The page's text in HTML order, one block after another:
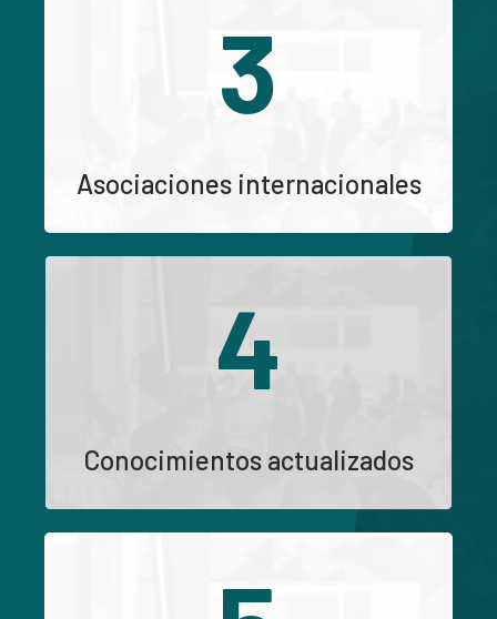
3
Asociaciones internacionales
4
Conocimientos actualizados